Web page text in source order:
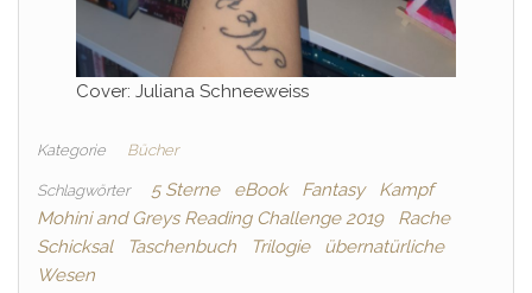
Cover: Juliana Schneeweiss
Kategorie Bücher
Schlagwörter 5 Sterne eBook Fantasy
Kampf
Mohini and Greys Reading Challenge 2019
Rache
Schicksal
Taschenbuch Trilogie
übernatürliche
Wesen